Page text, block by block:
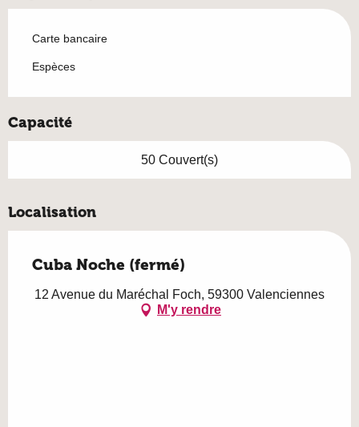
Carte bancaire
Espèces
Capacité
50 Couvert(s)
Localisation
Cuba Noche (fermé)
12 Avenue du Maréchal Foch, 59300 Valenciennes
M'y rendre